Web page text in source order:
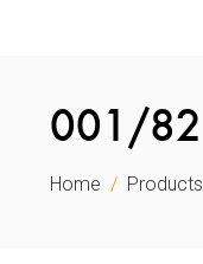
001/82
Home Products